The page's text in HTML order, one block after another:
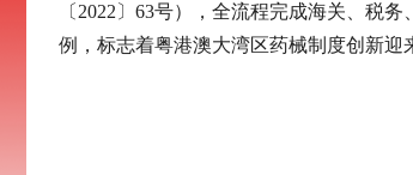
〔2022〕63号），全流程完成海关、税
例，标志着粤港澳大湾区药械制度创新迎